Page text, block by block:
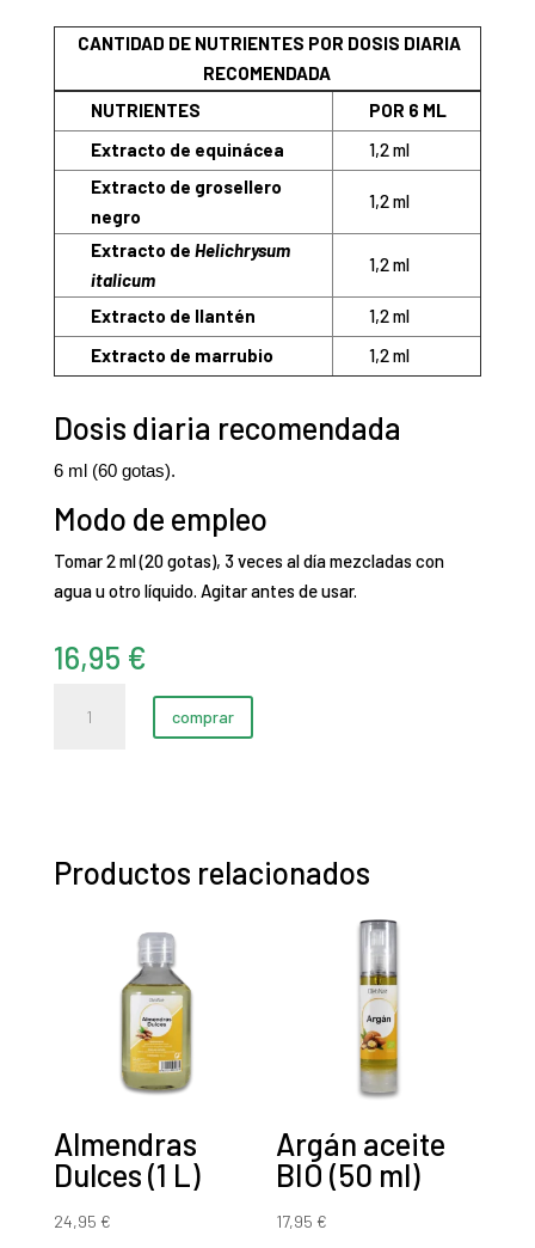
CANTIDAD DE NUTRIENTES POR DOSIS DIARIA
RECOMENDADA
NUTRIENTES
POR 6 ML
Extracto de equinácea
1,2 ml
Extracto de grosellero
negro
1,2 ml
Extracto de Helichrysum
italicum
1,2 ml
Extracto de llantén
1,2 ml
Extracto de marrubio
1,2 ml
Dosis diaria recomendada
6 ml (60 gotas).
Modo de empleo
Tomar 2 ml (20 gotas), 3 veces al día mezcladas con
agua u otro líquido. Agitar antes de usar.
16,95 €
ml)
comprar
Productos relacionados
Almendras
Dulces (1 L)
24,95 €
Argán aceite
BIO (50 ml)
17,95 €